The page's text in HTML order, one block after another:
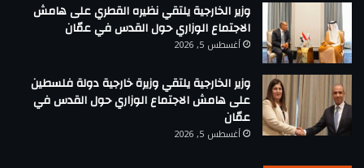
وزير الخارجية يلتقي نظيره القطري على هامش
الاجتماع الوزاري حول القدس في عمّان
أغسطس 5, 2026
وزير الخارجية يلتقي وزيرة خارجية دولة فلسطين
على هامش الاجتماع الوزاري حول القدس في
عمّان
أغسطس 5, 2026